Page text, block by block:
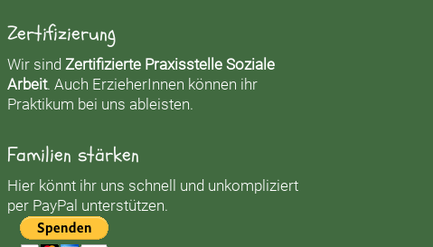
Zertifizierung
Wir sind Zertifizierte Praxisstelle Soziale
Arbeit. Auch ErzieherInnen können ihr
Praktikum bei uns ableisten.
Familien stärken
Hier könnt ihr uns schnell und unkompliziert
per PayPal unterstützen.